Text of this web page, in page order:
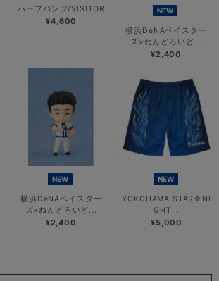
ハーフパンツ/VISITOR
¥4,600
NEW
横浜DeNAベイスター
ズ×ねんどろいど...
¥2,400
NEW
横浜DeNAベイスター
ズ×ねんどろいど...
¥2,400
NEW
YOKOHAMA STAR☆NI
GHT...
¥5,000